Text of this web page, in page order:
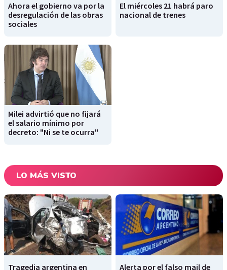
Ahora el gobierno va por la
desregulación de las obras
sociales
El miércoles 21 habrá paro
nacional de trenes
Milei advirtió que no fijará
el salario mínimo por
decreto: "Ni se te ocurra"
LO MÁS VISTO
Tragedia argentina en
Alerta por el falso mail de